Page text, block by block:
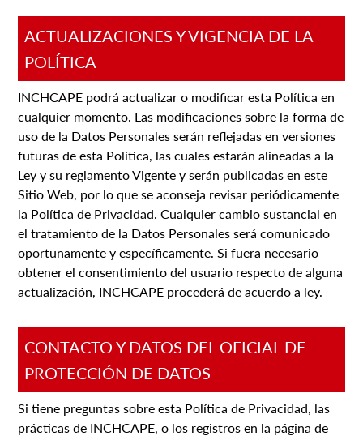
ACTUALIZACIONES Y VIGENCIA DE LA
POLÍTICA
INCHCAPE podrá actualizar o modificar esta Política en
cualquier momento. Las modificaciones sobre la forma de
uso de la Datos Personales serán reflejadas en versiones
futuras de esta Política, las cuales estarán alineadas a la
Ley y su reglamento Vigente y serán publicadas en este
Sitio Web, por lo que se aconseja revisar periódicamente
la Política de Privacidad. Cualquier cambio sustancial en
el tratamiento de la Datos Personales será comunicado
oportunamente y específicamente. Si fuera necesario
obtener el consentimiento del usuario respecto de alguna
actualización, INCHCAPE procederá de acuerdo a ley.
CONTACTO Y DATOS DEL OFICIAL DE
PROTECCIÓN DE DATOS
Si tiene preguntas sobre esta Política de Privacidad, las
prácticas de INCHCAPE, o los registros en la página de